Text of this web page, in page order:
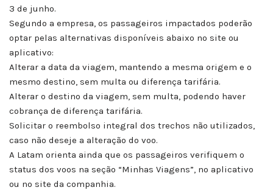
3 de junho.
Segundo a empresa, os passageiros impactados poderão
optar pelas alternativas disponíveis abaixo no site ou
aplicativo:
Alterar a data da viagem, mantendo a mesma origem e o
mesmo destino, sem multa ou diferença tarifária.
Alterar o destino da viagem, sem multa, podendo haver
cobrança de diferença tarifária.
Solicitar o reembolso integral dos trechos não utilizados,
caso não deseje a alteração do voo.
A Latam orienta ainda que os passageiros verifiquem o
status dos voos na seção “Minhas Viagens”, no aplicativo
ou no site da companhia.